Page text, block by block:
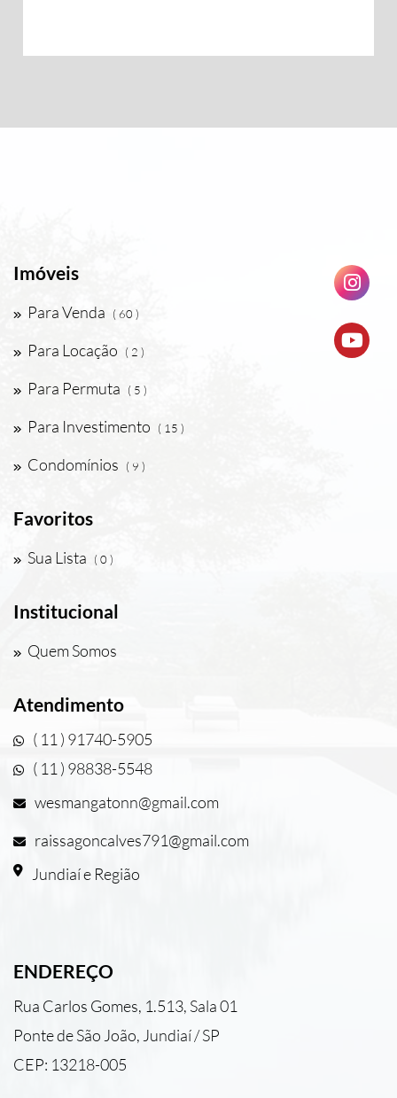
Imóveis
Para Venda ( 60 )
Para Locação ( 2 )
Para Permuta ( 5 )
Para Investimento ( 15 )
Condomínios ( 9 )
Favoritos
Sua Lista ( 0 )
Institucional
Quem Somos
Atendimento
( 11 ) 91740-5905
( 11 ) 98838-5548
wesmangatonn@gmail.com
raissagoncalves791@gmail.com
Jundiaí e Região
ENDEREÇO
Rua Carlos Gomes, 1.513, Sala 01
Ponte de São João, Jundiaí / SP
CEP: 13218-005